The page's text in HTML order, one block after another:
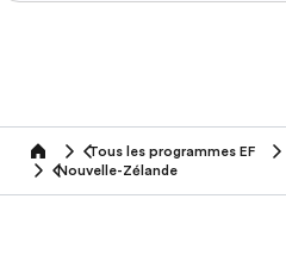
home Tous les programmes EF
Nouvelle-Zélande